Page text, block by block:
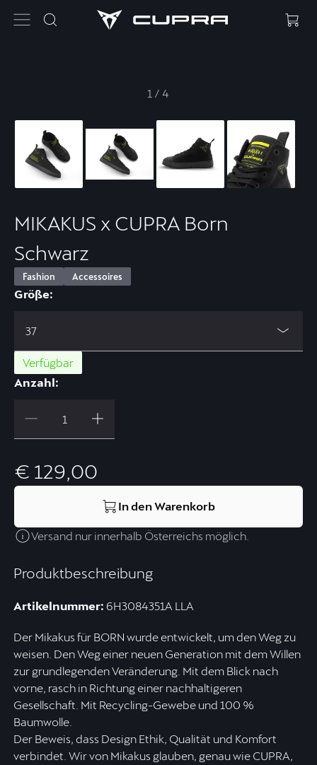
1 /4
Produktbeschreibung
Artikelnummer: 6H3084351A LLA
Der Mikakus für BORN wurde entwickelt, um den Weg zu
weisen. Den Weg einer neuen Generation mit dem Willen
zur grundlegenden Veränderung. Mit dem Blick nach
vorne, rasch in Richtung einer nachhaltigeren
Gesellschaft. Mit Recycling-Gewebe und 100 %
Baumwolle.
Der Beweis, dass Design Ethik, Qualität und Komfort
verbindet. Wir von Mikakus glauben, genau wie CUPRA,
MIKAKUS x CUPRA Born
Schwarz
Fashion Accessoires
Größe:
37
Verfügbar
Anzahl:
€ 129,00
In den Warenkorb
Versand nur innerhalb Österreichs möglich.